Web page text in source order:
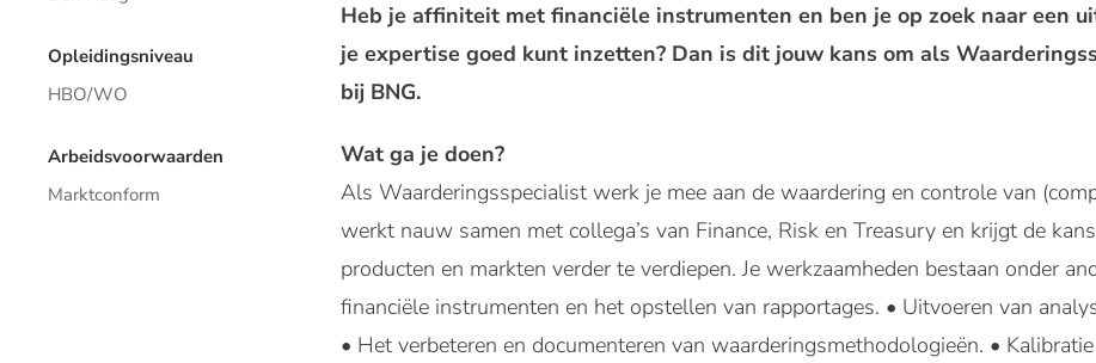
Opleidingsniveau
HBO/WO
Arbeidsvoorwaarden
Marktconform
Heb je affiniteit met financiële instrumenten en ben je op zoek naar een
je expertise goed kunt inzetten? Dan is dit jouw kans om als
bij BNG.
Wat ga je doen?
Als Waarderingsspecialist werk je mee aan de waardering en controle van
werkt nauw samen met collega’s van Finance, Risk en Treasury en krijgt de
producten en markten verder te verdiepen. Je werkzaamheden bestaan onder
financiële instrumenten en het opstellen van rapportages. • Uitvoeren van
• Het verbeteren en documenteren van waarderingsmethodologieën. •